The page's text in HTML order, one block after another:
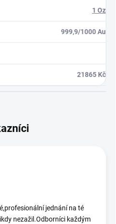
1 Oz
999,9/1000 Au
21865 Kč
jednání na té
nezažil.Odborníci každým